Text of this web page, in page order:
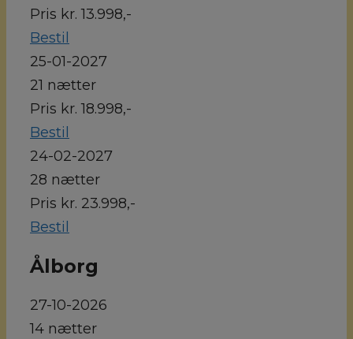
Pris kr. 13.998,-
Bestil
25-01-2027
21 nætter
Pris kr. 18.998,-
Bestil
24-02-2027
28 nætter
Pris kr. 23.998,-
Bestil
Ålborg
27-10-2026
14 nætter